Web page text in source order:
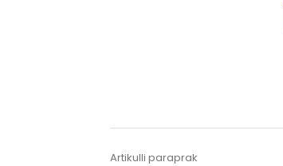
Artikulli paraprak